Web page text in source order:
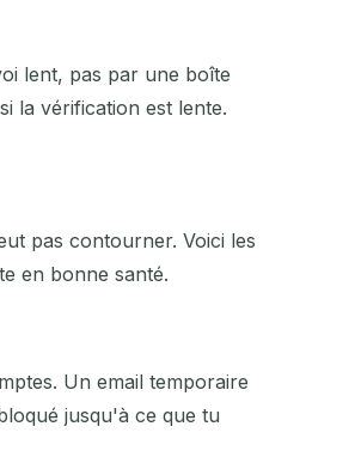
lent, pas par une boîte
la vérification est lente.
pas contourner. Voici les
en bonne santé.
Un email temporaire
jusqu'à ce que tu